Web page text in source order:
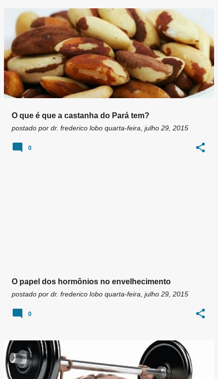
O que é que a castanha do Pará tem?
postado por dr. frederico lobo quarta-feira, julho 29, 2015
0
O papel dos hormônios no envelhecimento
postado por dr. frederico lobo quarta-feira, julho 29, 2015
0